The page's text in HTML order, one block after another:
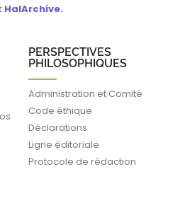
HalArchive.
PERSPECTIVES
PHILOSOPHIQUES
Administration et Comité
Code éthique
Déclarations
Ligne éditoriale
Protocole de rédaction